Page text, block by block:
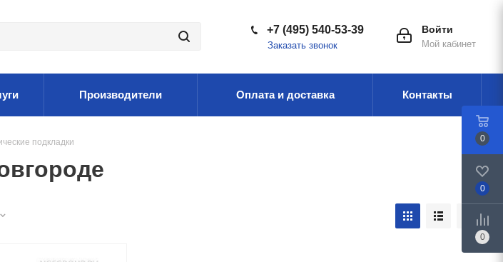
Войти
Мой кабинет
+7 (495) 540-53-39
Заказать звонок
Производители Оплата и доставка Контакты
подкладки 0
0
0